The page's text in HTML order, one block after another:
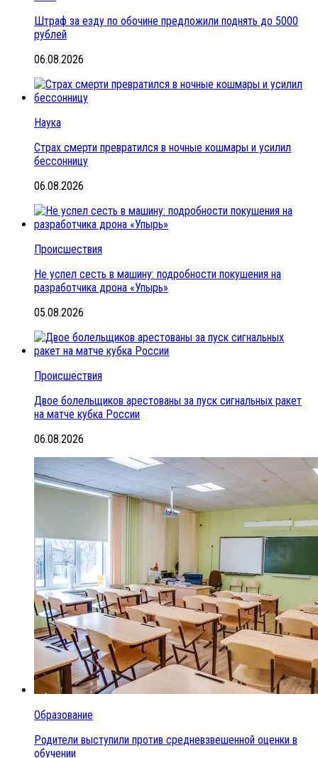
Штраф за езду по обочине предложили поднять до 5000
рублей
06.08.2026
Наука
Страх смерти превратился в ночные кошмары и усилил
бессонницу
06.08.2026
Происшествия
Не успел сесть в машину: подробности покушения на
разработчика дрона «Упырь»
05.08.2026
Происшествия
Двое болельщиков арестованы за пуск сигнальных ракет
на матче кубка России
06.08.2026
Образование
Родители выступили против средневзвешенной оценки в
обучении